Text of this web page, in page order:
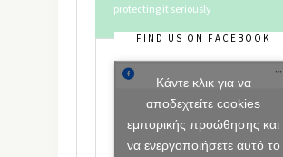
protecting it seriously
FIND US ON FACEBOOK
Κάντε κλικ για να
αποδεχτείτε cookies
εμπορικής προώθησης και
να ενεργοποιήσετε αυτό το